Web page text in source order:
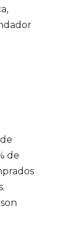
de